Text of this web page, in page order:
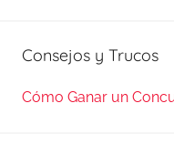
Consejos y Trucos
Cómo Ganar un